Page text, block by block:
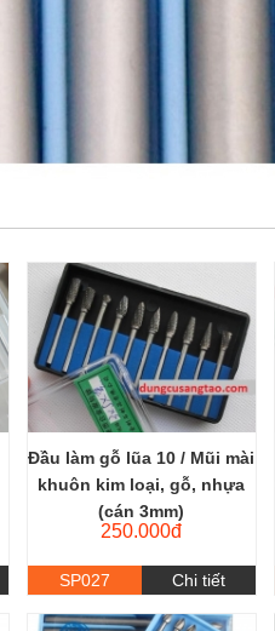
Đầu làm gỗ lũa 10 / Mũi mài
khuôn kim loại, gỗ, nhựa
(cán 3mm)
250.000đ
SP027 Chi tiết